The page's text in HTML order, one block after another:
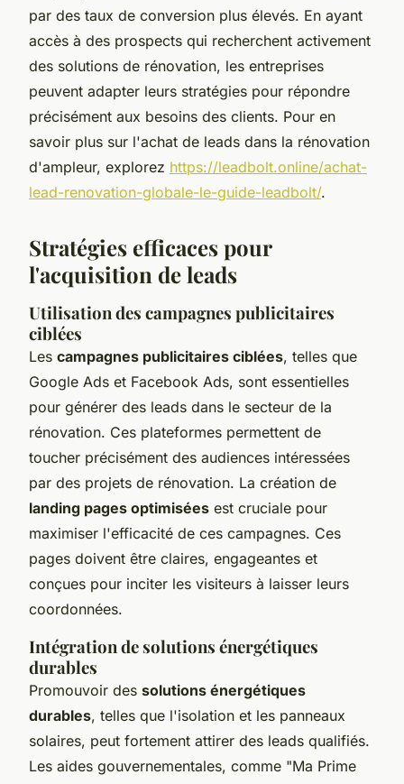
par des taux de conversion plus élevés. En ayant
accès à des prospects qui recherchent activement
des solutions de rénovation, les entreprises
peuvent adapter leurs stratégies pour répondre
précisément aux besoins des clients. Pour en
savoir plus sur l'achat de leads dans la rénovation
d'ampleur, explorez https://leadbolt.online/achat-
lead-renovation-globale-le-guide-leadbolt/.
Stratégies efficaces pour
l'acquisition de leads
Utilisation des campagnes publicitaires
ciblées
Les campagnes publicitaires ciblées, telles que
Google Ads et Facebook Ads, sont essentielles
pour générer des leads dans le secteur de la
rénovation. Ces plateformes permettent de
toucher précisément des audiences intéressées
par des projets de rénovation. La création de
landing pages optimisées est cruciale pour
maximiser l'efficacité de ces campagnes. Ces
pages doivent être claires, engageantes et
conçues pour inciter les visiteurs à laisser leurs
coordonnées.
Intégration de solutions énergétiques
durables
Promouvoir des solutions énergétiques
durables, telles que l'isolation et les panneaux
solaires, peut fortement attirer des leads qualifiés.
Les aides gouvernementales, comme "Ma Prime